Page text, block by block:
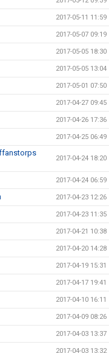
2017-05-11 11:59
2017-05-07 09:19
2017-05-05 18:30
2017-05-05 13:04
2017-05-01 07:50
2017-04-27 09:45
2017-04-26 17:36
2017-04-25 06:49
2017-04-24 18:20
2017-04-24 06:59
2017-04-23 12:26
2017-04-23 11:35
2017-04-21 10:38
2017-04-20 14:28
2017-04-19 15:31
2017-04-17 19:41
2017-04-10 16:11
2017-04-09 08:26
2017-04-03 13:37
2017-04-03 13:32